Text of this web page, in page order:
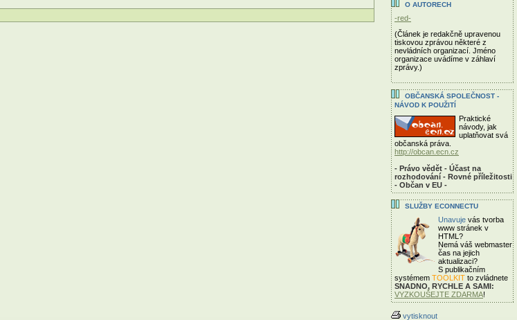
O AUTORECH
-red-
(Článek je redakčně upravenou
tiskovou zprávou některé z
nevládních organizací. Jméno
organizace uvádíme v záhlaví
zprávy.)
OBČANSKÁ SPOLEČNOST -
NÁVOD K POUŽITÍ
Praktické
návody, jak
uplatňovat svá
občanská práva.
http://obcan.ecn.cz
- Právo vědět - Účast na
rozhodování - Rovné příležitosti
- Občan v EU -
SLUŽBY ECONNECTU
Unavuje vás tvorba
www stránek v
HTML?
Nemá váš webmaster
čas na jejich
aktualizaci?
S publikačním
systémem TOOLKIT to zvládnete
SNADNO, RYCHLE A SAMI:
VYZKOUŠEJTE ZDARMA!
vytisknout